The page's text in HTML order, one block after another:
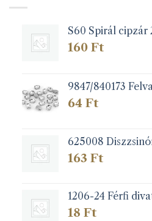
termékoldalon
választhatók
S60 Spirál cipzár
160 Ft
9847/840173
64 Ft
625008
163 Ft
1206-24 Férfi
18 Ft